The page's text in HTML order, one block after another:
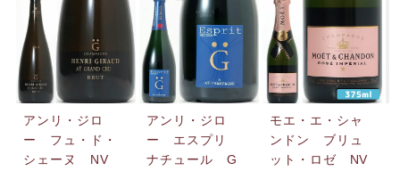
アンリ・ジロ
ー フュ・ド・
シェーヌ NV
アンリ・ジロ
ー エスプリ
ナチュール G
モエ・エ・シャ
ンドン ブリュ
ット・ロゼ NV